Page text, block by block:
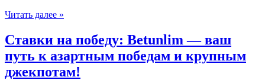
Читать далее »
Ставки на победу: Betunlim — ваш
путь к азартным победам и крупным
джекпотам!